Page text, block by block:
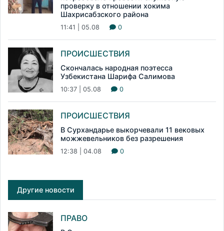
проверку в отношении хокима
Шахрисабзского района
11:41 | 05.08 0
ПРОИСШЕСТВИЯ
Скончалась народная поэтесса
Узбекистана Шарифа Салимова
10:37 | 05.08 0
ПРОИСШЕСТВИЯ
В Сурхандарье выкорчевали 11 вековых
можжевельников без разрешения
12:38 | 04.08 0
Другие новости
ПРАВО